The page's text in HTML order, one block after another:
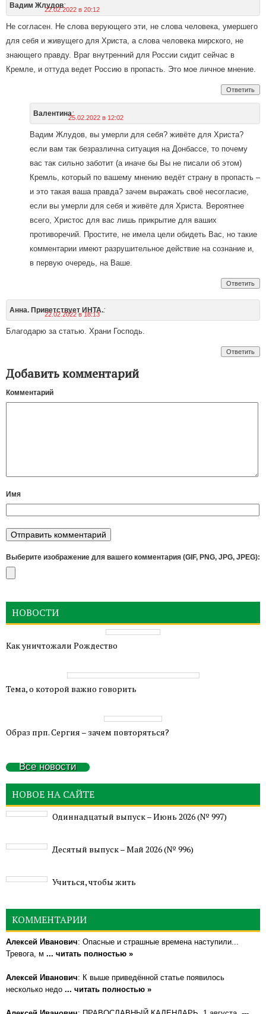
Вадим Жлудов:
22.02.2022 в 20:12
Не согласен. Не слова верующего эти, не слова человека, умершего
для себя и живущего для Христа, а слова человека мирского, не
знающего правду. Враг внутренний для России сидит сейчас в
Кремле, и оттуда ведет Россию в пропасть. Это мое личное мнение.
Ответить
Валентина:
25.02.2022 в 12:02
Вадим Жлудов, вы умерли для себя? живёте для Христа?
если вам так безразлична ситуация на Донбассе, то почему
вас так сильно заботит (а иначе бы Вы не писали об этом)
Кремль, который по вашему мнению ведёт страну в пропасть –
и это такая ваша правда? зачем выражать своё несогласие,
если вы умерли для себя и живёте для Христа. Вероятнее
всего, Христос для вас лишь прикрытие для ваших
противоречий. Простите, не имела цели обидеть Вас, но такие
комментарии имеют разрушительное действие на сознание и,
в первую очередь, на Ваше.
Ответить
Анна. Приветствует ИНТА.:
22.02.2022 в 18:13
Благодарю за статью. Храни Господь.
Ответить
Добавить комментарий
Комментарий
Имя
Выберите изображение для вашего комментария (GIF, PNG, JPG, JPEG):
НОВОСТИ
Как уничтожали Рождество
Тема, о которой важно говорить
Образ прп. Сергия – зачем повторяться?
Все новости
НОВОЕ НА САЙТЕ
Одиннадцатый выпуск – Июнь 2026 (№ 997)
Деcятый выпуск – Май 2026 (№ 996)
Учиться, чтобы жить
КОММЕНТАРИИ
Алексей Иванович: Опасные и страшные времена наступили...
Тревога, м ... читать полностью »
Алексей Иванович: К выше приведённой статье появилось
несколько недо ... читать полностью »